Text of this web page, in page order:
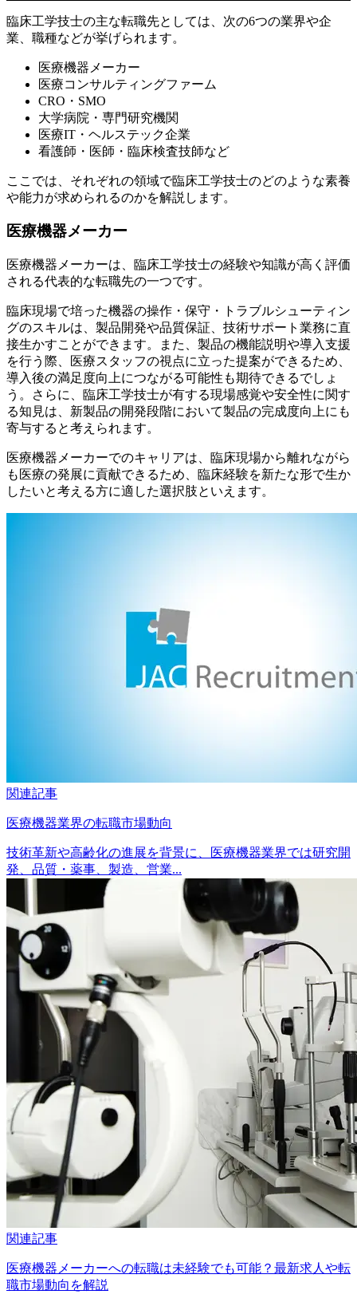
臨床工学技士の主な転職先としては、次の6つの業界や企
業、職種などが挙げられます。
医療機器メーカー
医療コンサルティングファーム
CRO・SMO
大学病院・専門研究機関
医療IT・ヘルステック企業
看護師・医師・臨床検査技師など
ここでは、それぞれの領域で臨床工学技士のどのような素養
や能力が求められるのかを解説します。
医療機器メーカー
医療機器メーカーは、臨床工学技士の経験や知識が高く評価
される代表的な転職先の一つです。
臨床現場で培った機器の操作・保守・トラブルシューティン
グのスキルは、製品開発や品質保証、技術サポート業務に直
接生かすことができます。また、製品の機能説明や導入支援
を行う際、医療スタッフの視点に立った提案ができるため、
導入後の満足度向上につながる可能性も期待できるでしょ
う。さらに、臨床工学技士が有する現場感覚や安全性に関す
る知見は、新製品の開発段階において製品の完成度向上にも
寄与すると考えられます。
医療機器メーカーでのキャリアは、臨床現場から離れながら
も医療の発展に貢献できるため、臨床経験を新たな形で生か
したいと考える方に適した選択肢といえます。
関連記事
医療機器業界の転職市場動向
技術革新や高齢化の進展を背景に、医療機器業界では研究開
発、品質・薬事、製造、営業...
関連記事
医療機器メーカーへの転職は未経験でも可能？最新求人や転
職市場動向を解説